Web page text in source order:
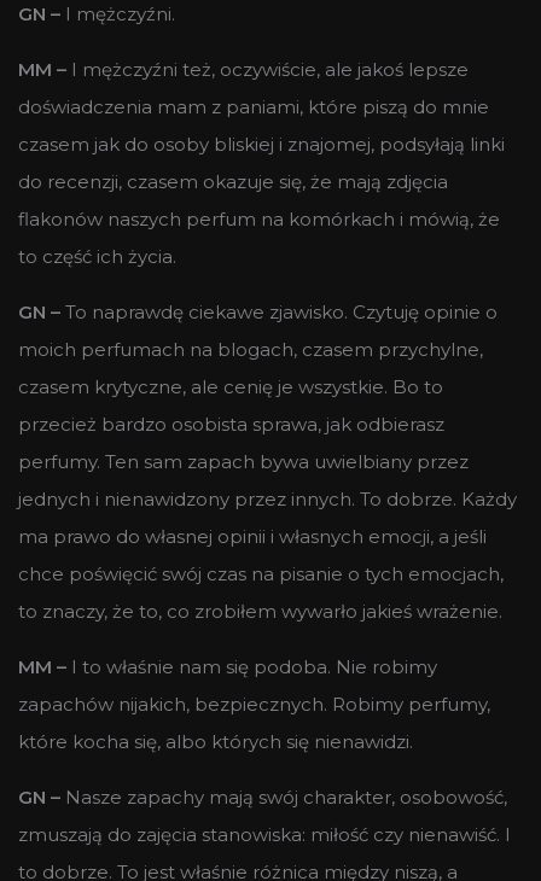
GN – I mężczyźni.
MM – I mężczyźni też, oczywiście, ale jakoś lepsze
doświadczenia mam z paniami, które piszą do mnie
czasem jak do osoby bliskiej i znajomej, podsyłają linki
do recenzji, czasem okazuje się, że mają zdjęcia
flakonów naszych perfum na komórkach i mówią, że
to część ich życia.
GN – To naprawdę ciekawe zjawisko. Czytuję opinie o
moich perfumach na blogach, czasem przychylne,
czasem krytyczne, ale cenię je wszystkie. Bo to
przecież bardzo osobista sprawa, jak odbierasz
perfumy. Ten sam zapach bywa uwielbiany przez
jednych i nienawidzony przez innych. To dobrze. Każdy
ma prawo do własnej opinii i własnych emocji, a jeśli
chce poświęcić swój czas na pisanie o tych emocjach,
to znaczy, że to, co zrobiłem wywarło jakieś wrażenie.
MM – I to właśnie nam się podoba. Nie robimy
zapachów nijakich, bezpiecznych. Robimy perfumy,
które kocha się, albo których się nienawidzi.
GN – Nasze zapachy mają swój charakter, osobowość,
zmuszają do zajęcia stanowiska: miłość czy nienawiść. I
to dobrze. To jest właśnie różnica między niszą, a